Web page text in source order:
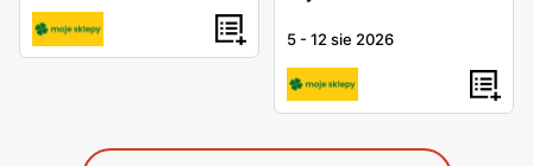
5 -12 sie 2026